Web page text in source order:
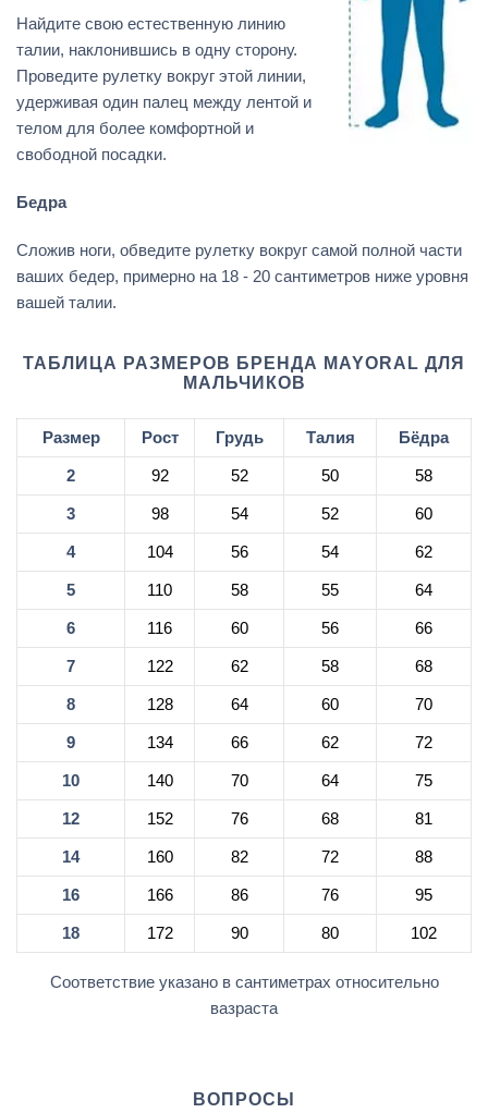
Найдите свою естественную линию
талии, наклонившись в одну сторону.
Проведите рулетку вокруг этой линии,
удерживая один палец между лентой и
телом для более комфортной и
свободной посадки.
Бедра
Сложив ноги, обведите рулетку вокруг самой полной части
ваших бедер, примерно на 18 - 20 сантиметров ниже уровня
вашей талии.
ТАБЛИЦА РАЗМЕРОВ БРЕНДА MAYORAL ДЛЯ
МАЛЬЧИКОВ
Размер Рост Грудь Талия Бёдра
2 92 52 50 58
3 98 54 52 60
4 104 56 54 62
5 110 58 55 64
6 116 60 56 66
7 122 62 58 68
8 128 64 60 70
9 134 66 62 72
10 140 70 64 75
12 152 76 68 81
14 160 82 72 88
16 166 86 76 95
18 172 90 80 102
Соответствие указано в сантиметрах относительно
вазраста